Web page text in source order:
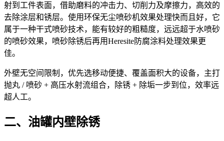
射到工件表面，借助磨料的冲击力、切削力及摩擦力，高效的
去除涂层和锈层。使用环保无尘喷砂机效果处理快而且好，它
属于一种干式喷砂技术，能有较好的粗糙度，远远超于水喷砂
的喷砂效果，喷砂除锈后再用Heresite防腐涂料处理效果更
佳。
外壁无空间限制，优先选移动便捷、覆盖面积大的设备，主打
抛丸 / 喷砂 + 高压水射流组合，除锈 + 除垢一步到位，效率远
超人工。
二、油罐内壁除锈